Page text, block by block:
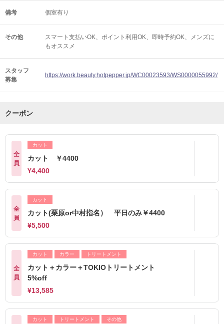
備考 個室有り
その他 スマート支払いOK ポイント利用OK 即時予約OK
メンズに
もオススメ
スタッフ
募集
https://work.beauty.hotpepper.jp/WC00023593/WS0000055992/
クーポン
全
員
カット
カット ￥4400
¥4,400
全
員
カット
カット(栗原or中村指名） 平日のみ￥4400
¥5,500
全
員
カット カラー トリートメント
カット＋カラー＋TOKIOトリートメント
5%off
¥13,585
カット トリートメント その他